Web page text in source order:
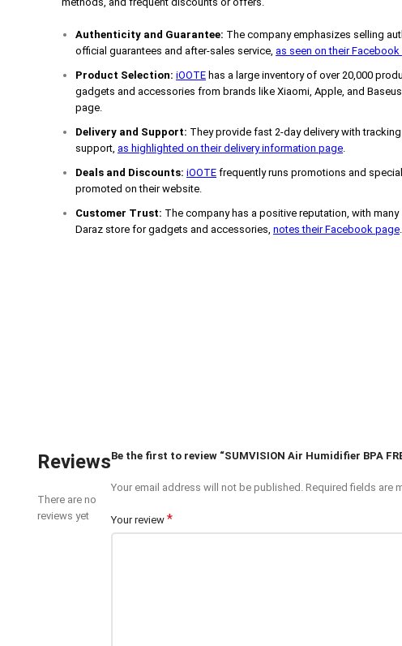
Authenticity and Guarantee: The company emphasizes selling
official guarantees and after-sales service, as seen on their
Product Selection: iOOTE has a large inventory of over 20,000
gadgets and accessories from brands like Xiaomi, Apple, and
page.
Delivery and Support: They provide fast 2-day delivery with
support, as highlighted on their delivery information page
Deals and Discounts: iOOTE frequently runs promotions and
promoted on their website.
Customer Trust: The company has a positive reputation, with many
Daraz store for gadgets and accessories, notes their Facebook page
Reviews
There are no
reviews yet
Be the first to review “SUMVISION Air Humidifier BPA
Your email address will not be published. Required fields are
Your review *